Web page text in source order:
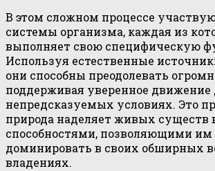
В этом сложном процессе
системы организма, каждая из
выполняет свою специфическую
Используя естественные
они способны преодолевать
поддерживая уверенное
непредсказуемых условиях. Это
природа наделяет живых
способностями, позволяющими
доминировать в своих обширных
владениях.